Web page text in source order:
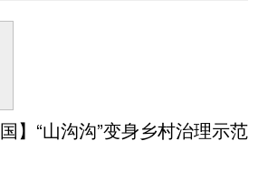
国】“山沟沟”变身乡村治理示范